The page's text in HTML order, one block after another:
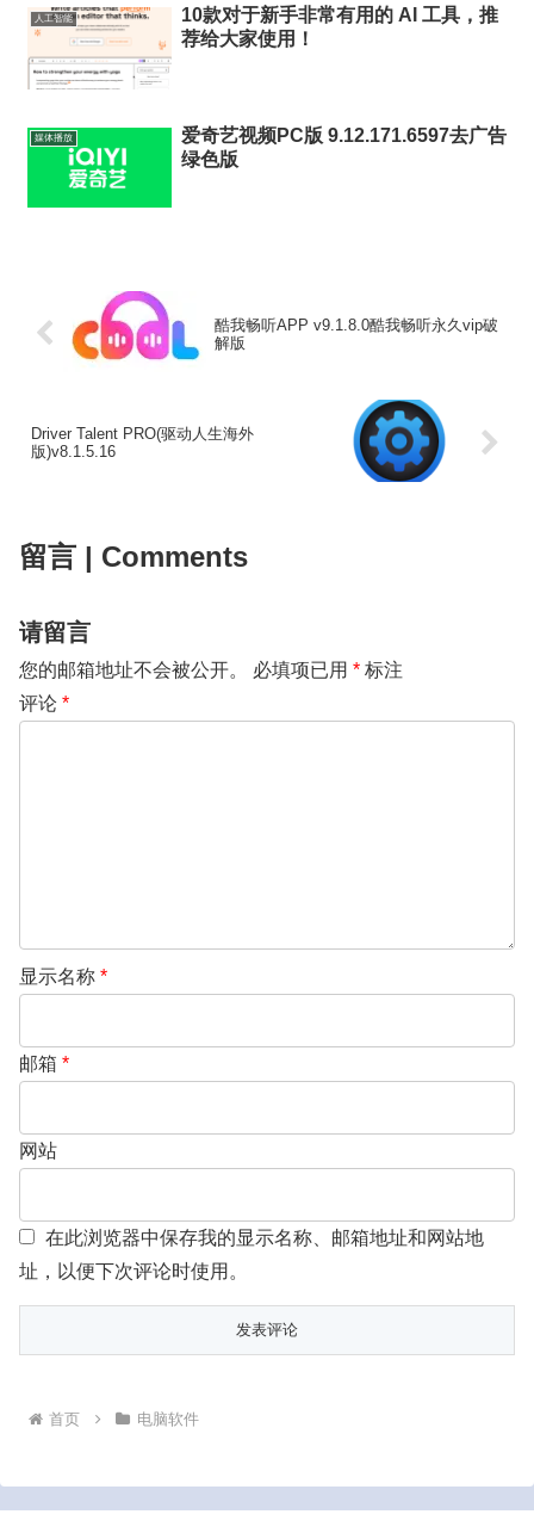
人工智能
10款对于新手非常有用的 AI 工具，推
荐给大家使用！
媒体播放
爱奇艺视频PC版 9.12.171.6597去广告
绿色版
酷我畅听APP v9.1.8.0酷我畅听永久vip破
解版
Driver Talent PRO(驱动人生海外
版)v8.1.5.16
留言 | Comments
请留言
您的邮箱地址不会被公开。 必填项已用 * 标注
评论 *
显示名称 *
邮箱 *
网站
在此浏览器中保存我的显示名称、邮箱地址和网站地
址，以便下次评论时使用。
首页 电脑软件